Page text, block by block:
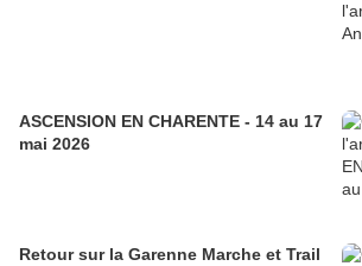
ASCENSION EN CHARENTE - 14 au 17
mai 2026
Retour sur la Garenne Marche et Trail